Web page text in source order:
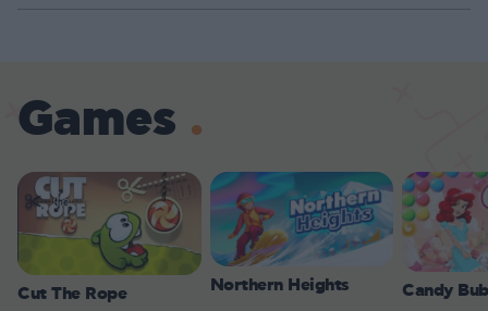
Games
Cut The Rope Northern Heights Candy